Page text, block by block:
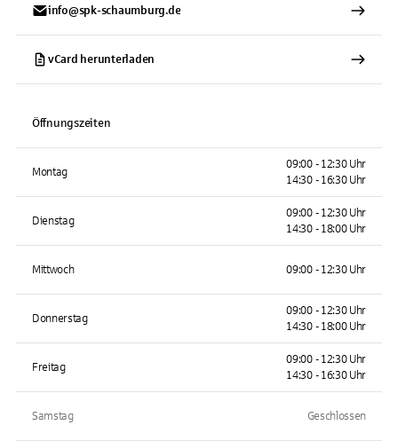
info@spk-schaumburg.de
vCard herunterladen
Öffnungszeiten
Montag
09:00 - 12:30 Uhr
14:30 - 16:30 Uhr
Dienstag
09:00 - 12:30 Uhr
14:30 - 18:00 Uhr
Mittwoch 09:00 - 12:30 Uhr
Donnerstag
09:00 - 12:30 Uhr
14:30 - 18:00 Uhr
Freitag
09:00 - 12:30 Uhr
14:30 - 16:30 Uhr
Samstag Geschlossen